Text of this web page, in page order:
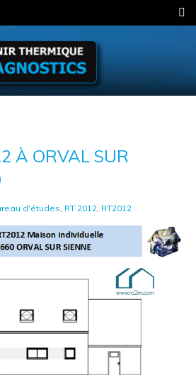
À ORVAL SUR
d'études RT 2012 RT2012